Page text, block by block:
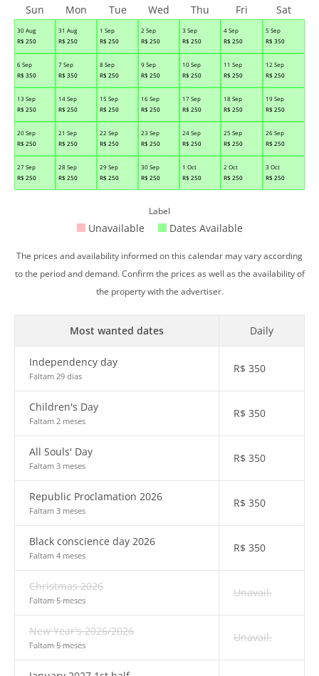
30 Aug
R$ 250
31 Aug
R$ 250
1 Sep
R$ 250
2 Sep
R$ 250
3 Sep
R$ 250
4 Sep
R$ 250
5 Sep
R$ 350
6 Sep
R$ 350
7 Sep
R$ 350
8 Sep
R$ 250
9 Sep
R$ 250
10 Sep
R$ 250
11 Sep
R$ 250
12 Sep
R$ 250
13 Sep
R$ 250
14 Sep
R$ 250
15 Sep
R$ 250
16 Sep
R$ 250
17 Sep
R$ 250
18 Sep
R$ 250
19 Sep
R$ 250
20 Sep
R$ 250
21 Sep
R$ 250
22 Sep
R$ 250
23 Sep
R$ 250
24 Sep
R$ 250
25 Sep
R$ 250
26 Sep
R$ 250
27 Sep
R$ 250
28 Sep
R$ 250
29 Sep
R$ 250
30 Sep
R$ 250
1 Oct
R$ 250
2 Oct
R$ 250
3 Oct
R$ 250
Sun Mon Tue Wed Thu Fri Sat
Label
Unavailable Dates Available
The prices and availability informed on this calendar may vary according
to the period and demand. Confirm the prices as well as the availability of
the property with the advertiser.
Most wanted dates Daily
Independency day
Faltam 29 dias
R$ 350
Children's Day
Faltam 2 meses
R$ 350
All Souls' Day
Faltam 3 meses
R$ 350
Republic Proclamation 2026
Faltam 3 meses
R$ 350
Black conscience day 2026
Faltam 4 meses
R$ 350
Christmas 2026
Faltam 5 meses
Unavail.
New Year's 2026/2026
Faltam 5 meses
Unavail.